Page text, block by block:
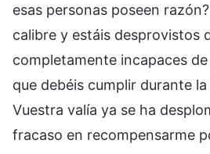
esas personas poseen
calibre y estáis desprovistos
completamente incapaces
que debéis cumplir durante
Vuestra valía ya se ha
fracaso en recompensarme